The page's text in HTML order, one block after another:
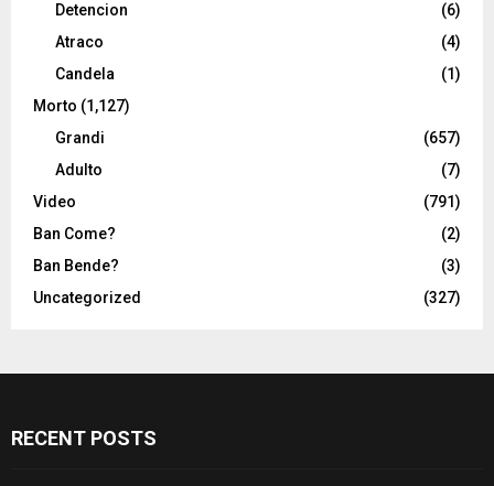
Detencion
(6)
Atraco
(4)
Candela
(1)
Morto (1,127)
Grandi
(657)
Adulto
(7)
Video
(791)
Ban Come?
(2)
Ban Bende?
(3)
Uncategorized
(327)
RECENT POSTS